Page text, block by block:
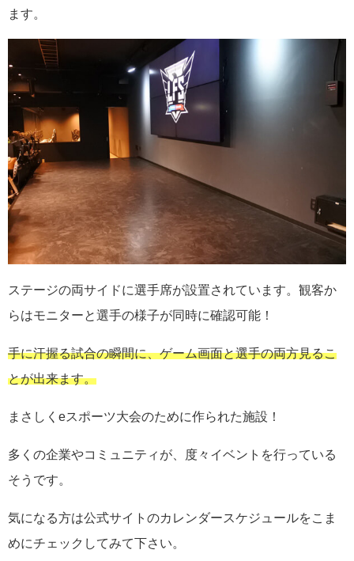
ます。
ステージの両サイドに選手席が設置されています。観客か
らはモニターと選手の様子が同時に確認可能！
手に汗握る試合の瞬間に、ゲーム画面と選手の両方見るこ
とが出来ます。
まさしくeスポーツ大会のために作られた施設！
多くの企業やコミュニティが、度々イベントを行っている
そうです。
気になる方は公式サイトのカレンダースケジュールをこま
めにチェックしてみて下さい。